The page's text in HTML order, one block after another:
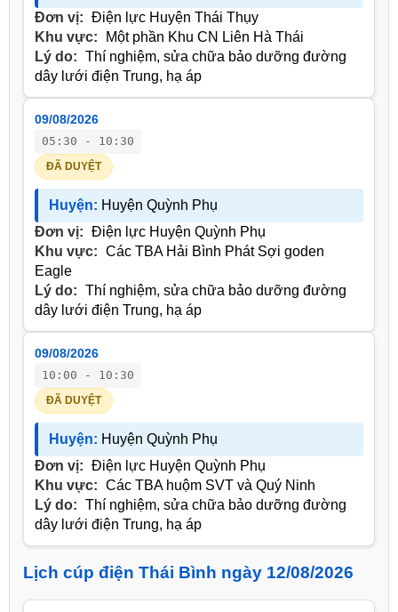
Đơn vị: Điện lực Huyện Thái Thụy
Khu vực:
Một phần Khu CN Liên Hà Thái
Lý do: Thí nghiệm, sửa chữa bảo dưỡng đường
dây lưới điện Trung, hạ áp
09/08/2026
05:30 - 10:30
ĐÃ DUYỆT
Huyện: Huyện Quỳnh Phụ
Đơn vị: Điện lực Huyện Quỳnh Phụ
Khu vực: Các TBA Hải Bình Phát Sợi goden
Eagle
Lý do: Thí nghiệm, sửa chữa bảo dưỡng đường
dây lưới điện Trung, hạ áp
09/08/2026
10:00 - 10:30
ĐÃ DUYỆT
Huyện: Huyện Quỳnh Phụ
Đơn vị: Điện lực Huyện Quỳnh Phụ
Khu vực: Các TBA huộm SVT và Quý Ninh
Lý do: Thí nghiệm, sửa chữa bảo dưỡng đường
dây lưới điện Trung, hạ áp
Lịch cúp điện Thái Bình ngày 12/08/2026